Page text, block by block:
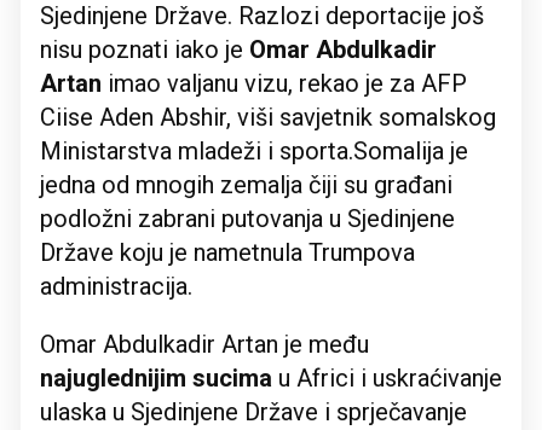
Sjedinjene Države. Razlozi deportacije još
nisu poznati iako je Omar Abdulkadir
Artan imao valjanu vizu, rekao je za AFP
Ciise Aden Abshir, viši savjetnik somalskog
Ministarstva mladeži i sporta.Somalija je
jedna od mnogih zemalja čiji su građani
podložni zabrani putovanja u Sjedinjene
Države koju je nametnula Trumpova
administracija.
Omar Abdulkadir Artan je među
najuglednijim sucima u Africi i uskraćivanje
ulaska u Sjedinjene Države i sprječavanje